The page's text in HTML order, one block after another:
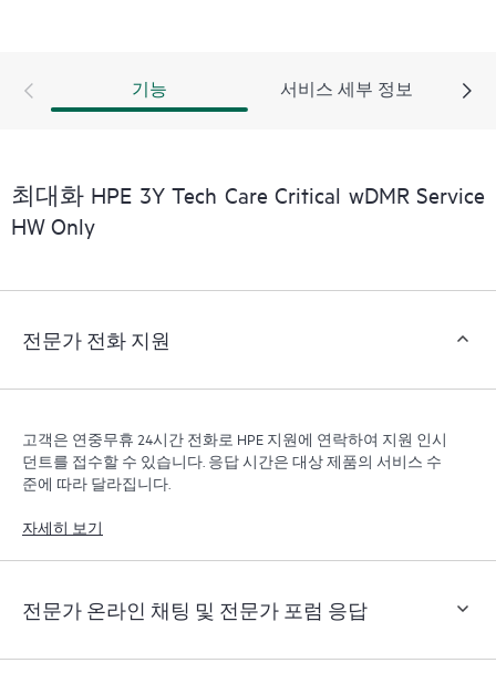
제품, 서비스, 사례에 대한 실행 가능한 데이터와 HPE
Tech Care 서비스 하에 지원되는 지원 계약을 제공하는
제품과 그 상호 작용 방식을 인지하여 더 쉽게 자산을 관
리할 수 있습니다. 새로운 셀프 서비스 툴을 활용하여 고
객은 지원 인시던트를 열지 않고도 특정 활동을 수행할
Tech Care 서비스는 엣지부터 클라우드까지 우수한 운영
세스를 제공합니다.
기능 서비스 세부 정보
최대화 HPE 3Y Tech Care Critical wDMR Service
HW Only
전문가 전화 지원
고객은 연중무휴 24시간 전화로 HPE 지원에 연락하여 지원 인시
던트를 접수할 수 있습니다. 응답 시간은 대상 제품의 서비스 수
준에 따라 달라집니다.
자세히 보기
전문가 온라인 채팅 및 전문가 포럼 응답